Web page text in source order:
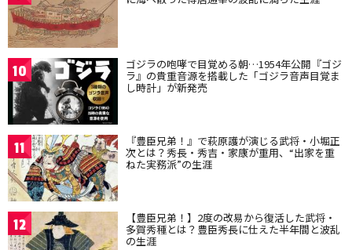
10 ゴジラの咆哮で目覚める朝…1954年公開『ゴジ
ラ』の貴重音源を搭載した「ゴジラ音声目覚ま
し時計」が新発売
11 『豊臣兄弟！』で萩原護が演じる武将・小堀正
次とは？秀長・秀吉・家康が重用、“出家を重
ねた実務派”の生涯
12 【豊臣兄弟！】2度の改易から復活した武将・
多賀秀種とは？豊臣秀長に仕えた半年間と波乱
の生涯